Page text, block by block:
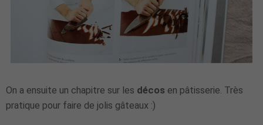
On a ensuite un chapitre sur les décos en pâtisserie. Très
pratique pour faire de jolis gâteaux :)